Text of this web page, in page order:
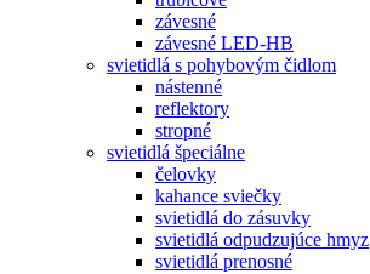
závesné
závesné LED-HB
svietidlá s pohybovým čidlom
nástenné
reflektory
stropné
svietidlá špeciálne
čelovky
kahance sviečky
svietidlá do zásuvky
svietidlá odpudzujúce hmyz
svietidlá prenosné